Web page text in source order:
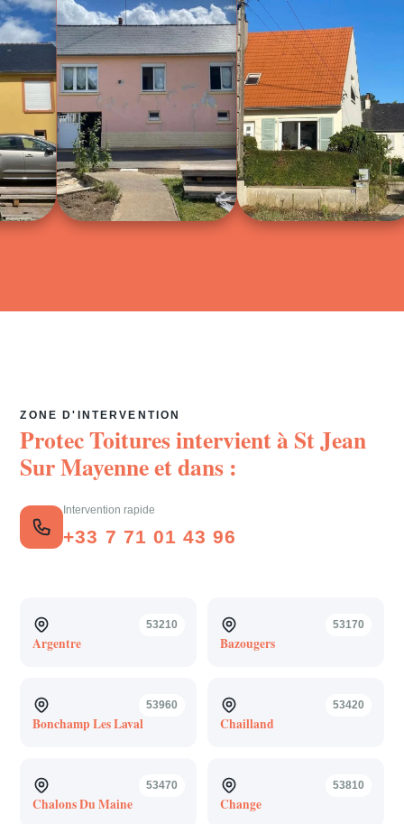
ZONE D'INTERVENTION
Protec Toitures intervient àSt Jean
Sur Mayenneet dans :
Intervention rapide
+33 7 71 01 43 96
53210
Argentre
53170
Bazougers
53960
Bonchamp Les Laval
53420
Chailland
53470
Chalons Du Maine
53810
Change